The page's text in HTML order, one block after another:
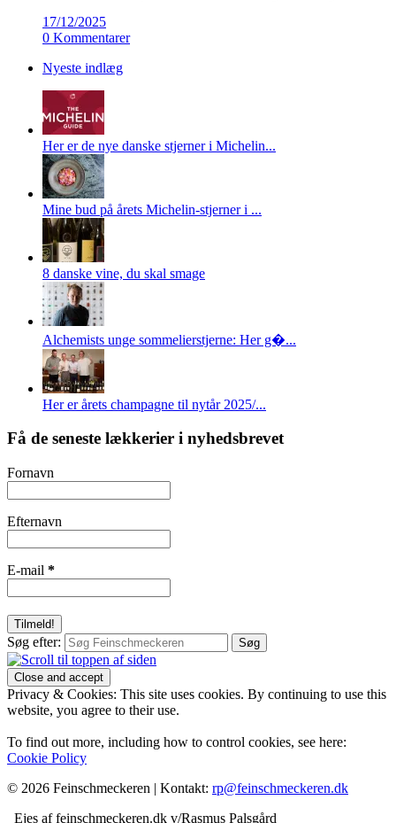
17/12/2025
0 Kommentarer
Nyeste indlæg
Her er de nye danske stjerner i Michelin...
Mine bud på årets Michelin-stjerner i ...
8 danske vine, du skal smage
Alchemists unge sommelierstjerne: Her g�...
Her er årets champagne til nytår 2025/...
Få de seneste lækkerier i nyhedsbrevet
Fornavn
Efternavn
E-mail *
Søg efter:
Privacy & Cookies: This site uses cookies. By continuing to use this
website, you agree to their use.
To find out more, including how to control cookies, see here:
Cookie Policy
© 2026 Feinschmeckeren | Kontakt: rp@feinschmeckeren.dk
Ejes af feinschmeckeren.dk v/Rasmus Palsgård